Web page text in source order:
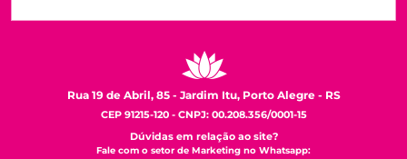
Rua 19 de Abril, 85 - Jardim Itu, Porto Alegre - RS
CEP 91215-120 - CNPJ: 00.208.356/0001-15
Dúvidas em relação ao site?
Fale com o setor de Marketing no Whatsapp: